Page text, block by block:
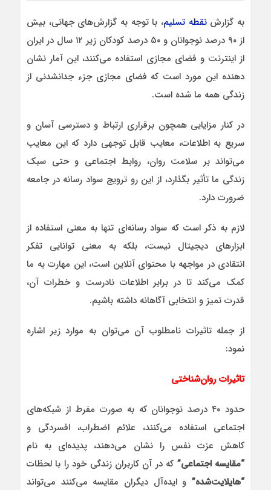
به گزارشنقطه تسلیم، با توجه به گزارش‌های جهانی، بیش
از ۹۰ درصد نوجوانان و ۵۰ درصد کودکان زیر ۱۲ سال در ایران
از اینترنت و فضای مجازی استفاده می‌کنند، این آمار نشان
دهنده‌ این مورد است که فضای مجازی جزء جدانشدنی از
زندگی همه‌ ما شده است.
در کنار مزایایی همچون برقراری ارتباط و دسترسی آسان و
سریع به اطلاعات، معایب قابل توجهی دارد که این معایب
می‌تواند بر سلامت روان، روابط اجتماعی و حتی سبک
زندگی ما تأثیر بگذارد، از این رو ترویج سواد رسانه در جامعه
ضرورت دارد.
لازم به ذکر است که سواد رسانه‌ای تنها به معنی استفاده از
ابزارهای دیجیتال نیست، بلکه به معنی توانایی تفکر
انتقادی در مواجهه با محتوای آنلاین است، این مهارت به ما
کمک می‌کند تا در برابر اطلاعات نادرست و خطرات آن،
قدرت تمیز و انتخابی آگاهانه داشته باشیم.
از جمله تاثیرات نامطلوب آن می‌توان به موارد زیر اشاره
نمود:
تاثیرات روان‌شناختی
حدود ۴۰ درصد نوجوانان که به صورت مفرط از شبکه‌های
اجتماعی استفاده می‌کنند، علائم اضطراب، افسردگی و
کاهش عزت نفس را نشان می‌دهند، پدیده‌ای به نام
“مقایسه اجتماعی” که در آن کاربران زندگی خود را با لحظات
“هایلایت‌شده” و ایده‌آل دیگران مقایسه می‌کنند می‌تواند